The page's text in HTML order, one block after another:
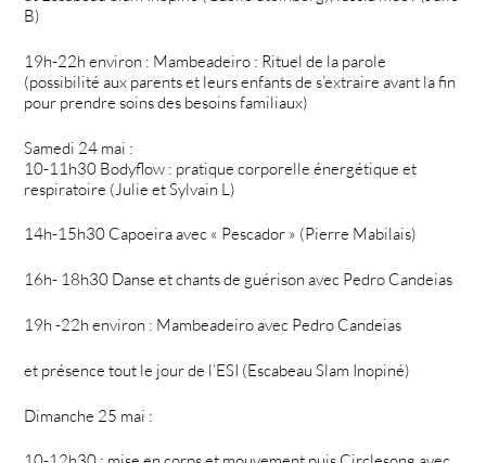
B)
19h-22h environ : Mambeadeiro : Rituel de la parole
(possibilité aux parents et leurs enfants de s’extraire avant la fin
pour prendre soins des besoins familiaux)
Samedi 24 mai :
10-11h30 Bodyflow : pratique corporelle énergétique et
respiratoire (Julie et Sylvain L)
14h-15h30 Capoeira avec « Pescador » (Pierre Mabilais)
16h- 18h30 Danse et chants de guérison avec Pedro Candeias
19h -22h environ : Mambeadeiro avec Pedro Candeias
et présence tout le jour de l’ESI (Escabeau Slam Inopiné)
Dimanche 25 mai :